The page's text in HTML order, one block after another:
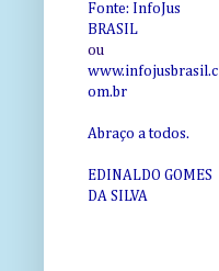
Fonte: InfoJus
BRASIL
ou
www.infojusbrasil.c
om.br
Abraço a todos.
EDINALDO GOMES
DA SILVA